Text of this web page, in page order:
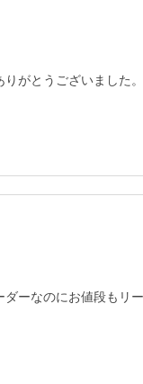
がとうございました。
ーなのにお値段もリ